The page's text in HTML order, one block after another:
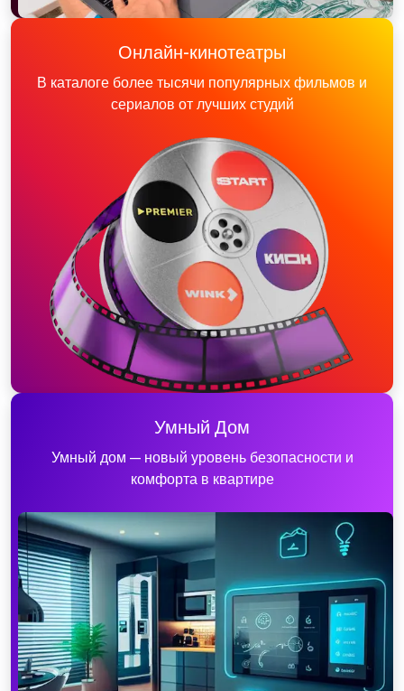
Онлайн-кинотеатры
В каталоге более тысячи популярных фильмов и
сериалов от лучших студий
Умный Дом
Умный дом — новый уровень безопасности и
комфорта в квартире